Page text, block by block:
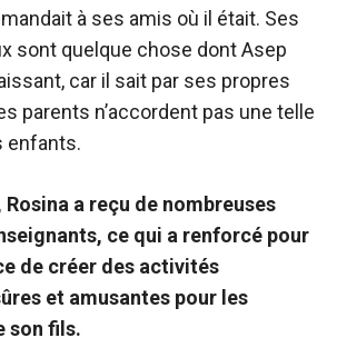
à ses amis où il était. Ses
sont quelque chose dont Asep
car il sait par ses propres
parents n’accordent pas une telle
enfants.
Rosina a reçu de nombreuses
ce qui a renforcé pour
de créer des activités
et amusantes pour les
son fils.